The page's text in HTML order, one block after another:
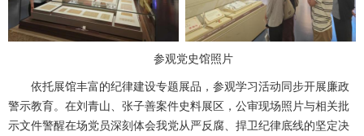
参观党史馆照片
依托展馆丰富的纪律建设专题展品，参观学习活动同步开展廉政
警示教育。在刘青山、张子善案件史料展区，公审现场照片与相关批
示文件警醒在场党员深刻体会我党从严反腐、捍卫纪律底线的坚定决